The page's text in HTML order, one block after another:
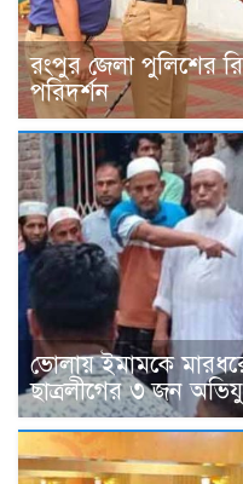
রংপুর জেলা পুলিশের
পরিদর্শন
ভোলায় ইমামকে
ছাত্রলীগের ৩ জন